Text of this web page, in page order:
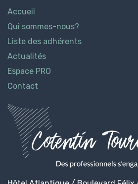
Accueil
Qui sommes-nous?
Liste des adhérents
Actualités
Espace PRO
Contact